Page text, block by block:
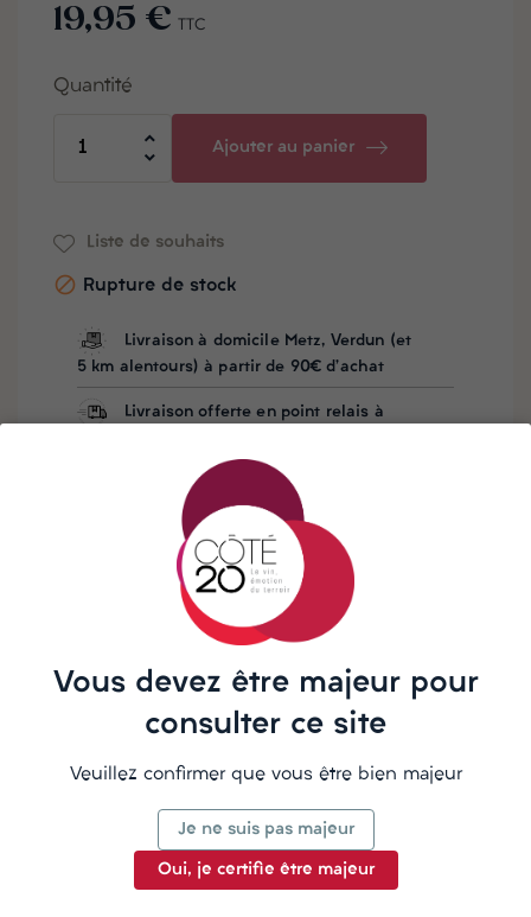
19,95 € TTC
Quantité
Ajouter au panier
Liste de souhaits
 Rupture de stock
Livraison à domicile Metz, Verdun (et
5 km alentours) à partir de 90€ d'achat
Livraison offerte en point relais à
Besoin d'aide ? Notre équipe vous
répond sur WhatsApp
Détails du produit
Vous devez être majeur pour
consulter ce site
Veuillez confirmer que vous être bien majeur
Je ne suis pas majeur
Oui, je certifie être majeur